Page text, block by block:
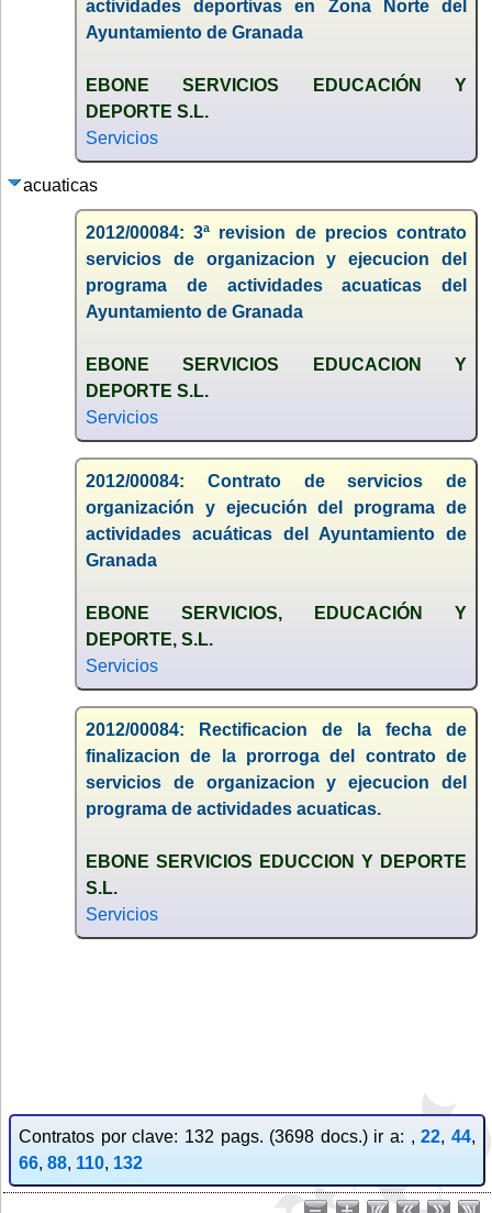
actividades deportivas en Zona Norte del
Ayuntamiento de Granada
EBONE SERVICIOS EDUCACIÓN Y
DEPORTE S.L.
Servicios
acuaticas
2012/00084: 3ª revision de precios contrato
servicios de organizacion y ejecucion del
programa de actividades acuaticas del
Ayuntamiento de Granada
EBONE SERVICIOS EDUCACION Y
DEPORTE S.L.
Servicios
2012/00084: Contrato de servicios de
organización y ejecución del programa de
actividades acuáticas del Ayuntamiento de
Granada
EBONE SERVICIOS, EDUCACIÓN Y
DEPORTE, S.L.
Servicios
2012/00084: Rectificacion de la fecha de
finalizacion de la prorroga del contrato de
servicios de organizacion y ejecucion del
programa de actividades acuaticas.
EBONE SERVICIOS EDUCCION Y DEPORTE
S.L.
Servicios
Contratos por clave: 132 pags. (3698 docs.) ir a: ,22,44,
66, 88, 110, 132